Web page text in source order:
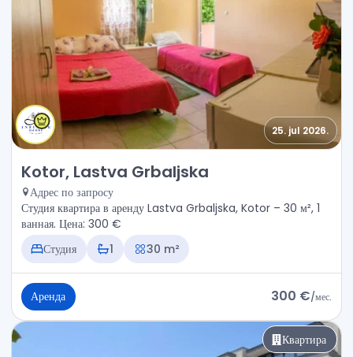
25. jul 2026.
Аренда - Квартира Kotor, Lastva Grbaljska
Kotor, Lastva Grbaljska
Адрес по запросу
Студия квартира в аренду Lastva Grbaljska, Kotor – 30 м², 1
ванная. Цена: 300 €
Студия
1 30 m²
Аренда 300 €/мес.
Квартира